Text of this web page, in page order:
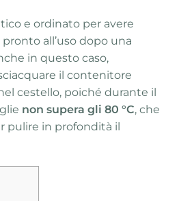
e ordinato per avere
all’uso dopo una
in questo caso,
il contenitore
cestello, poiché durante il
non supera gli 80 °C, che
pulire in profondità il